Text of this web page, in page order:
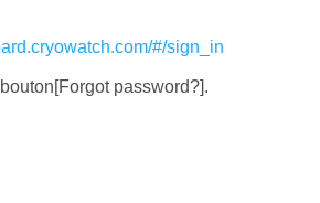
#/sign_in
password?].